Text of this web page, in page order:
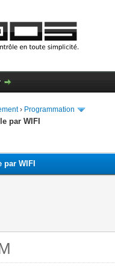
› Programmation
par WIFI
WIFI